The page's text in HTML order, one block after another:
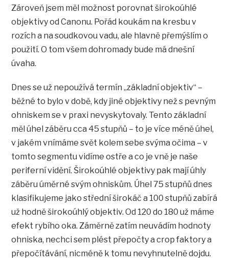
Zároveň jsem měl možnost porovnat širokoúhlé
objektivy od Canonu. Pořád koukám na kresbu v
rozích a na soudkovou vadu, ale hlavně přemýšlím o
použití. O tom všem dohromady bude má dnešní
úvaha.
Dnes se už nepoužívá termín „základní objektiv“ –
běžné to bylo v době, kdy jiné objektivy než s pevným
ohniskem se v praxi nevyskytovaly. Tento základní
měl úhel záběru cca 45 stupňů – to je více méně úhel,
v jakém vnímáme svět kolem sebe svýma očima – v
tomto segmentu vidíme ostře a co je vně je naše
periferní vidění. Širokoúhlé objektivy pak mají úhly
záběru úměrné svým ohniskům. Úhel 75 stupňů dnes
klasifikujeme jako střední širokáč a 100 stupňů zabírá
už hodně širokoúhlý objektiv. Od 120 do 180 už máme
efekt rybího oka. Záměrně zatím neuvádím hodnoty
ohniska, nechci sem plést přepočty a crop faktory a
přepočítávání, nicméně k tomu nevyhnutelně dojdu.